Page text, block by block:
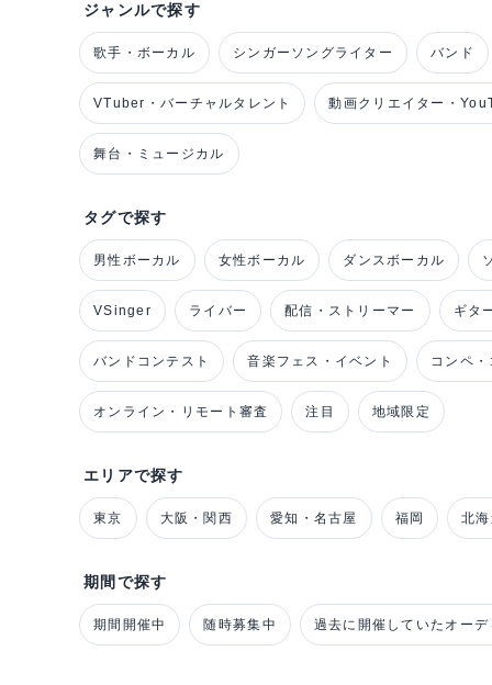
ジャンルで探す
歌手・ボーカル シンガーソングライター バンド
VTuber・バーチャルタレント 動画クリエイター・
舞台・ミュージカル
タグで探す
男性ボーカル 女性ボーカル ダンスボーカル
VSinger ライバー 配信・ストリーマー ギタ
バンドコンテスト 音楽フェス・イベント コンペ
オンライン・リモート審査 注目 地域限定
エリアで探す
東京 大阪・関西 愛知・名古屋 福岡 北
期間で探す
期間開催中 随時募集中 過去に開催していたオー